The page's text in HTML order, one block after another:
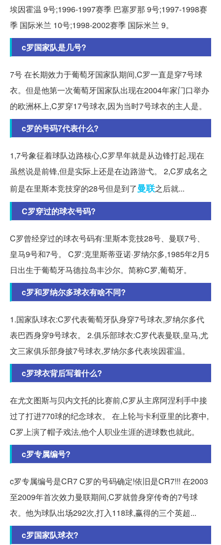
埃因霍温 9号;1996-1997赛季 巴塞罗那 9号;1997-1998赛
季 国际米兰 10号;1998-2002赛季 国际米兰 9。
c罗国家队是几号?
7号 在长期效力于葡萄牙国家队期间,C罗一直是穿7号球
衣。但是他第一次葡萄牙国家队出现在2004年家门口举办
的欧洲杯上,C罗穿17号球衣,因为当时7号球衣的主人是。
c罗的号码7代表什么?
1,7号象征着球队边路核心,C罗早年就是从边锋打起,现在
虽然说是前锋,但是实际上还是在边路游弋。 2,C罗成名之
前是在里斯本竞技穿的28号但是到了曼联之后就...
C罗穿过的球衣号码?
C罗曾经穿过的球衣号码有:里斯本竞技28号、曼联7号、
皇马9号和7号。 C罗:克里斯蒂亚诺·罗纳尔多,1985年2月5
日出生于葡萄牙马德拉岛丰沙尔。简称C罗,葡萄牙。
c罗和罗纳尔多球衣有啥不同?
1.国家队球衣:C罗代表葡萄牙队身穿7号球衣,罗纳尔多代
表巴西身穿9号球衣。 2.俱乐部球衣:C罗代表曼联,皇马,尤
文三家俱乐部身披7号球衣,罗纳尔多代表埃因霍温。
c罗球衣背后写着什么?
在尤文图斯与贝内文托的比赛前,C罗从主席阿涅利手中接
过了打进770球的纪念球衣。 在上轮与卡利亚里的比赛中,
C罗上演了帽子戏法,他个人职业生涯的进球数也就此。
c罗专属编号?
c罗专属编号是CR7 C罗的号码确定!依旧是CR7!!! 在2003
至2009年首次效力曼联期间,C罗就曾身穿传奇的7号球
衣。他为球队出场292次,打入118球,赢得的三个英超...
c罗国家队球衣?